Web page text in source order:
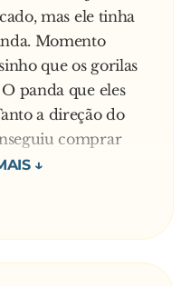
mas ele tinha
Momento
que os gorilas
panda que eles
a direção do
comprar
ao zoológico e
o macho e a
que, a essa altura,